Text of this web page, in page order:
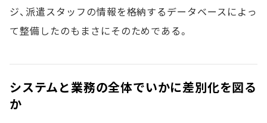
ジ、派遣スタッフの情報を格納するデータベースによっ
て整備したのもまさにそのためである。
システムと業務の全体でいかに差別化を図る
か